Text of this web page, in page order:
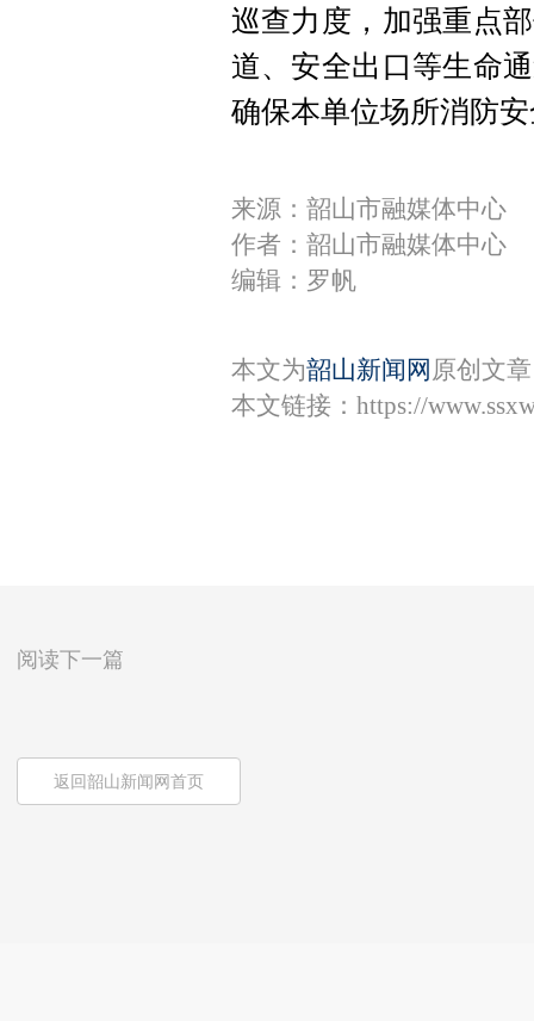
巡查力度，加强重点
道、安全出口等生命
确保本单位场所消防
来源：韶山市融媒体中心
作者：韶山市融媒体中心
编辑：罗帆
本文为韶山新闻网 原创文
本文链接： https://
阅读下一篇
返回韶山新闻网首页